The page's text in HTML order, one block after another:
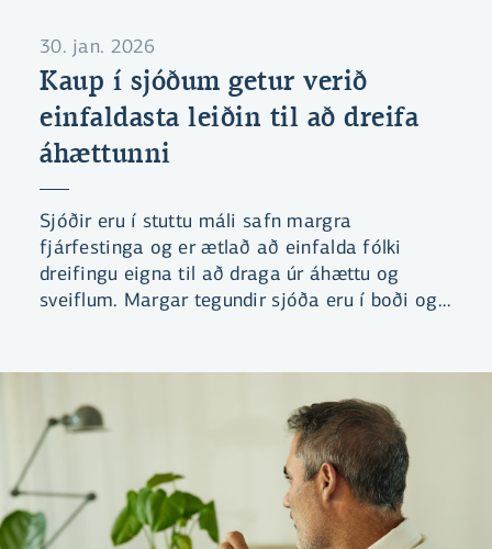
30. jan. 2026
Kaup í sjóðum getur verið
einfaldasta leiðin til að dreifa
áhættunni
Sjóðir eru í stuttu máli safn margra
fjárfestinga og er ætlað að einfalda fólki
dreifingu eigna til að draga úr áhættu og
sveiflum. Margar tegundir sjóða eru í boði og
eða sérhæfa sig í tilteknum atvinnugreinum
eða hugmyndafræði, s.s. sjálfbærni.